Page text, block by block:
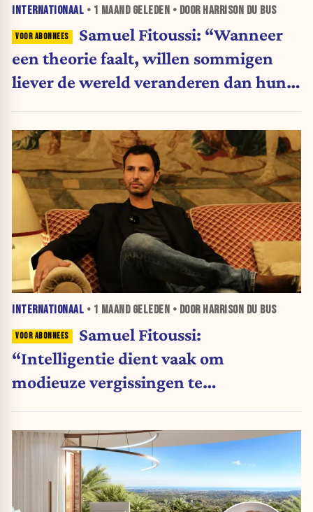
INTERNATIONAAL • 1 MAANDGELEDEN • DOOR HARRISON DU BUS
Samuel Fitoussi: “Wanneer
een theorie faalt, willen sommigen
liever de wereld veranderen dan hun
INTERNATIONAAL • 1 MAANDGELEDEN • DOOR HARRISON DU BUS
Samuel Fitoussi:
“Intelligentie dient vaak om
modieuze vergissingen te